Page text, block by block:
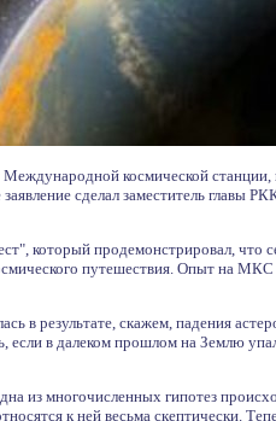
космической
заявление сделал заместитель
который продемонстрировал,
путешествия. Опыт на
в результате, скажем, падения
если в далеком прошлом на Землю
из многочисленных гипотез
к ней весьма скептически.